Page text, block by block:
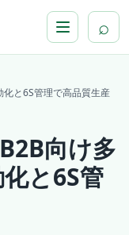
⌕
と6S管理で高品質生産
向け多
と6S管